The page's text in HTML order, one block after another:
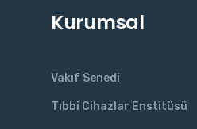
Kurumsal
Vakıf Senedi
Tıbbi Cihazlar Enstitüsü